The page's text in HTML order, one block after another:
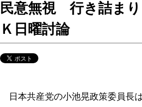
民意無視 行き詰ま
Ｋ日曜討論
日本共産党の小池晃政策委員長